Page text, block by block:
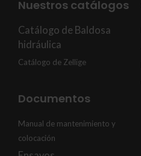
Nuestros catálogos
Catálogo de Baldosa
hidráulica
Catálogo de Zellige
Documentos
Manual de mantenimiento y
colocación